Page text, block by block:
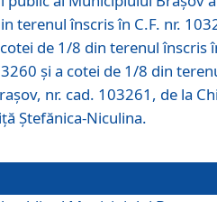
terenul înscris în C.F. nr.
de 1/8 din terenul înscris
și a cotei de 1/8 din
nr. cad. 103261, de la
Ștefănica-Niculina.